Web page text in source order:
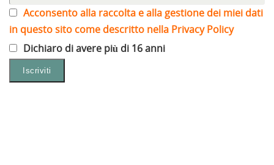
Acconsento alla raccolta e alla gestione dei miei dati
in questo sito come descritto nella Privacy Policy
Dichiaro di avere più di 16 anni